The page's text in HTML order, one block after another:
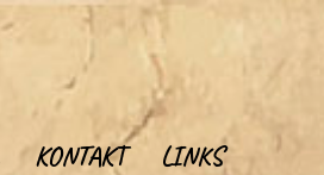
KONTAKT LINKS